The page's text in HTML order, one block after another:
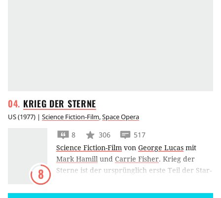
KRIEG DER STERNE
US(1977) | Science Fiction-Film,Space Opera
8
8 306
517
Science Fiction-Film von George Lucas mit
Mark Hamill und Carrie Fisher. Krieg der
Sterne ist der ursprünglich erste Teil der Star-
Skywalker, Han Solo und Prinzession Leia und